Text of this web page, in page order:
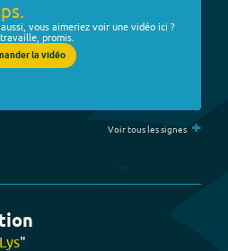
vous aimeriez voir une vidéo ici ?
promis.
la vidéo
Voir tous les signes +
"